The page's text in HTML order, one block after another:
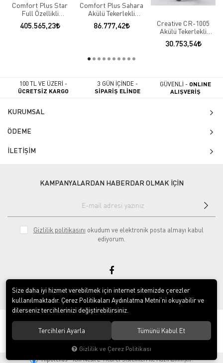
Comfort Plus Star
Full Özellikli
Asansörlü Akülü
Tekerlekli Sandalye
405.565,23
Comfort Plus Sahara
Akülü Tekerlekli
Sandalye
86.777,42
Creative CR-1005
Akülü Tekerlekli
Sandalye
30.753,54
100 TL VE ÜZERİ -
ÜCRETSİZ KARGO
3 GÜN İÇİNDE -
SİPARİŞ ELİNDE
GÜVENLİ - ONLINE
ALIŞVERİŞ
KURUMSAL
ÖDEME
İLETİŞİM
KAMPANYALARDAN HABERDAR OLMAK İÇİN
Gizlilik politikasını okudum ve elektronik posta almayı kabul
ediyorum.
null
© 2020Tekerlekli Sandalye Dükkanı. Tüm hakları saklıdır.
Hipotenüs Yeni Nesil E-Ticaret Sistemleri ile Hazırlanmıştır.
Size daha iyi hizmet verebilmek için internet sitemizde çerezler
kullanılmaktadır. Çerez Politikaları Aydınlatma Metni’ni okuyabilir ve
dilerseniz tercihlerinizi değiştirebilirsiniz.
Tercihleri Ayarla Tümünü Kabul Et
Gizlilik ve Çerez Politikası